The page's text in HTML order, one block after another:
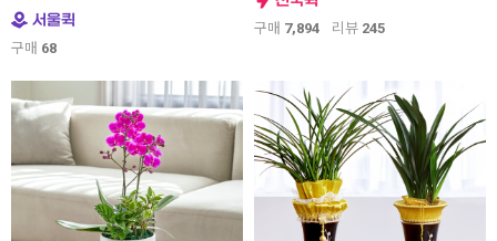
구매 68
구매 7,894 리뷰 245